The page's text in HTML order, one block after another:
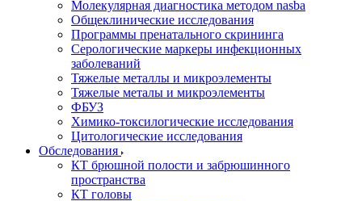
Молекулярная диагностика методом nasba
Общеклинические исследования
Программы пренатального скрининга
Серологические маркеры инфекционных
заболеваний
Тяжелые металлы и микроэлементы
Тяжелые металы и микроэлементы
ФБУЗ
Химико-токсилогические исследования
Цитологические исследования
Обследования
КТ брюшной полости и забрюшинного
пространства
КТ головы